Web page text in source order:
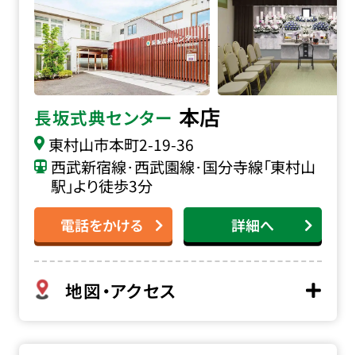
長坂式典センター 本店
東村山市本町2-19-36
西武新宿線･西武園線･国分寺線「東村山
駅」より徒歩3分
電話をかける 詳細へ
地図・アクセス